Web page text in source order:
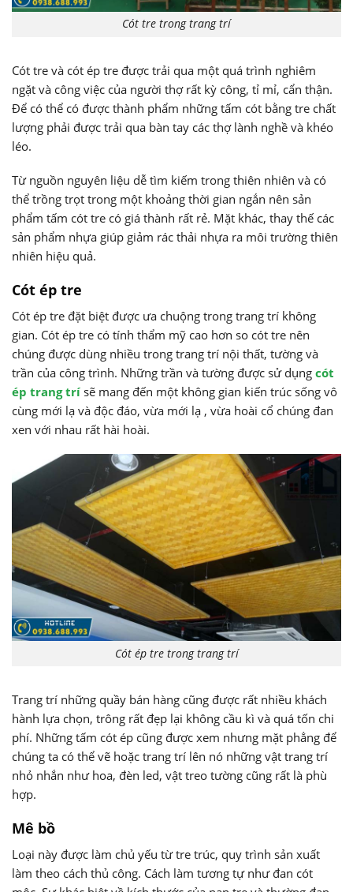
Cót tre trong trang trí
Cót tre và cót ép tre được trải qua một quá trình nghiêm
ngặt và công việc của người thợ rất kỳ công, tỉ mỉ, cẩn thận.
Để có thể có được thành phẩm những tấm cót bằng tre chất
lượng phải được trải qua bàn tay các thợ lành nghề và khéo
léo.
Từ nguồn nguyên liệu dễ tìm kiếm trong thiên nhiên và có
thể trồng trọt trong một khoảng thời gian ngắn nên sản
phẩm tấm cót tre có giá thành rất rẻ. Mặt khác, thay thế các
sản phẩm nhựa giúp giảm rác thải nhựa ra môi trường thiên
nhiên hiệu quả.
Cót ép tre
Cót ép tre đặt biệt được ưa chuộng trong trang trí không
gian. Cót ép tre có tính thẩm mỹ cao hơn so cót tre nên
chúng được dùng nhiều trong trang trí nội thất, tường và
trần của công trình. Những trần và tường được sử dụng cót
ép trang trí sẽ mang đến một không gian kiến trúc sống vô
cùng mới lạ và độc đáo, vừa mới lạ , vừa hoài cổ chúng đan
xen với nhau rất hài hoài.
Cót ép tre trong trang trí
Trang trí những quầy bán hàng cũng được rất nhiều khách
hành lựa chọn, trông rất đẹp lại không cầu kì và quá tốn chi
phí. Những tấm cót ép cũng được xem nhưng mặt phẳng để
chúng ta có thể vẽ hoặc trang trí lên nó những vật trang trí
nhỏ nhắn như hoa, đèn led, vật treo tường cũng rất là phù
hợp.
Mê bồ
Loại này được làm chủ yếu từ tre trúc, quy trình sản xuất
làm theo cách thủ công. Cách làm tương tự như đan cót